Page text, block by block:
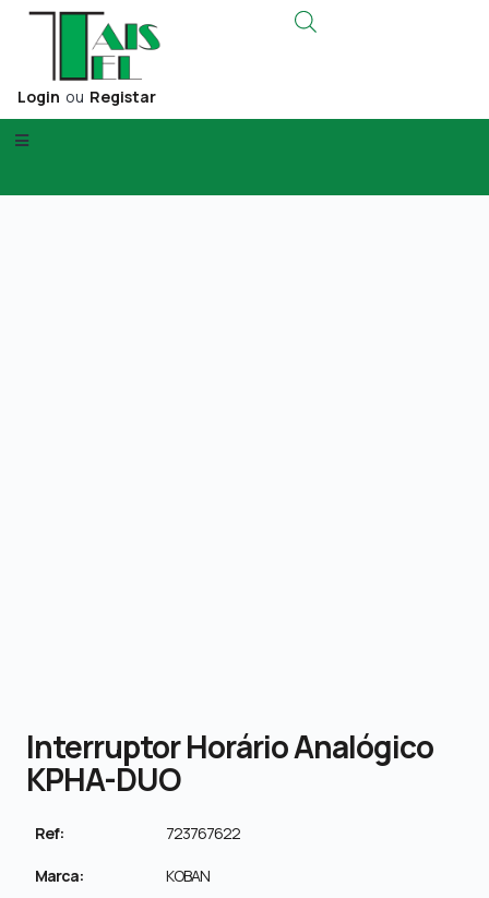
Login ou Registar
Interruptor Horário Analógico
KPHA-DUO
Ref: 723767622
Marca: KOBAN